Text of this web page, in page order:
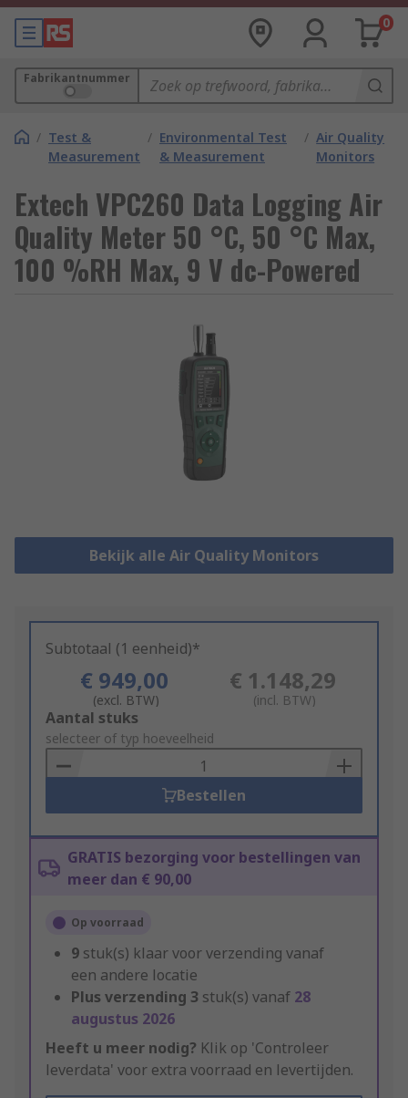
0
Fabrikantnummer
/ Test &
Measurement
/ Environmental Test
& Measurement
/ Air Quality
Monitors
Extech VPC260 Data Logging Air
Quality Meter 50 °C, 50 °C Max,
100 %RH Max, 9 V dc-Powered
Bekijk alle Air Quality Monitors
Subtotaal (1 eenheid)*
€ 949,00
(excl. BTW)
€ 1.148,29
(incl. BTW)
Add
to
Basket
Aantal stuks
selecteer of typ hoeveelheid
Bestellen
GRATIS bezorging voor bestellingen van
meer dan € 90,00
Op voorraad
9 stuk(s) klaar voor verzending vanaf
een andere locatie
Plus verzending 3 stuk(s) vanaf 28
augustus 2026
Heeft u meer nodig? Klik op 'Controleer
leverdata' voor extra voorraad en levertijden.